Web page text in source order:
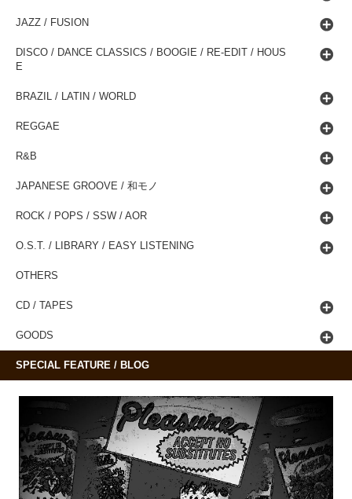
JAZZ / FUSION
DISCO / DANCE CLASSICS / BOOGIE / RE-EDIT / HOUS
E
BRAZIL / LATIN / WORLD
REGGAE
R&B
JAPANESE GROOVE / 和モノ
ROCK / POPS / SSW / AOR
O.S.T. / LIBRARY / EASY LISTENING
OTHERS
CD / TAPES
GOODS
SPECIAL FEATURE / BLOG